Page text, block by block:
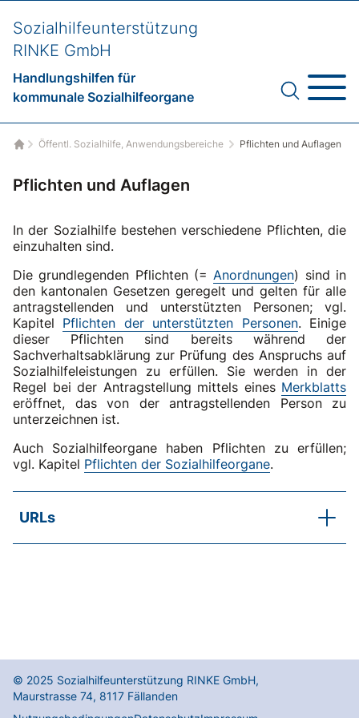
Sozialhilfeunterstützung
RINKE GmbH
Handlungshilfen für
kommunale Sozialhilfeorgane
Öffentl. Sozialhilfe, Anwendungsbereiche Pflichten und Auflagen
Pflichten und Auflagen
In der Sozialhilfe bestehen verschiedene Pflichten, die
einzuhalten sind.
Die grundlegenden Pflichten (=Anordnungen) sind in
den kantonalen Gesetzen geregelt und gelten für alle
antragstellenden und unterstützten Personen; vgl.
Kapitel Pflichten der unterstützten Personen. Einige
dieser Pflichten sind bereits während der
Sachverhaltsabklärung zur Prüfung des Anspruchs auf
Sozialhilfeleistungen zu erfüllen. Sie werden in der
Regel bei der Antragstellung mittels eines Merkblatts
eröffnet, das von der antragstellenden Person zu
unterzeichnen ist.
Auch Sozialhilfeorgane haben Pflichten zu erfüllen;
vgl. Kapitel Pflichten der Sozialhilfeorgane.
URLs
SKOS-Merkblatt
SKOS-RL, Kapitel F.1
Auflagen
© 2025 Sozialhilfeunterstützung RINKE GmbH,
Maurstrasse 74, 8117 Fällanden